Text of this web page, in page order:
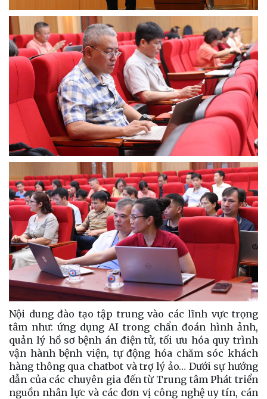
Nội dung đào tạo tập trung vào các lĩnh vực trọng
tâm như: ứng dụng AI trong chẩn đoán hình ảnh,
quản lý hồ sơ bệnh án điện tử, tối ưu hóa quy trình
vận hành bệnh viện, tự động hóa chăm sóc khách
hàng thông qua chatbot và trợ lý ảo… Dưới sự hướng
dẫn của các chuyên gia đến từ Trung tâm Phát triển
nguồn nhân lực và các đơn vị công nghệ uy tín, cán